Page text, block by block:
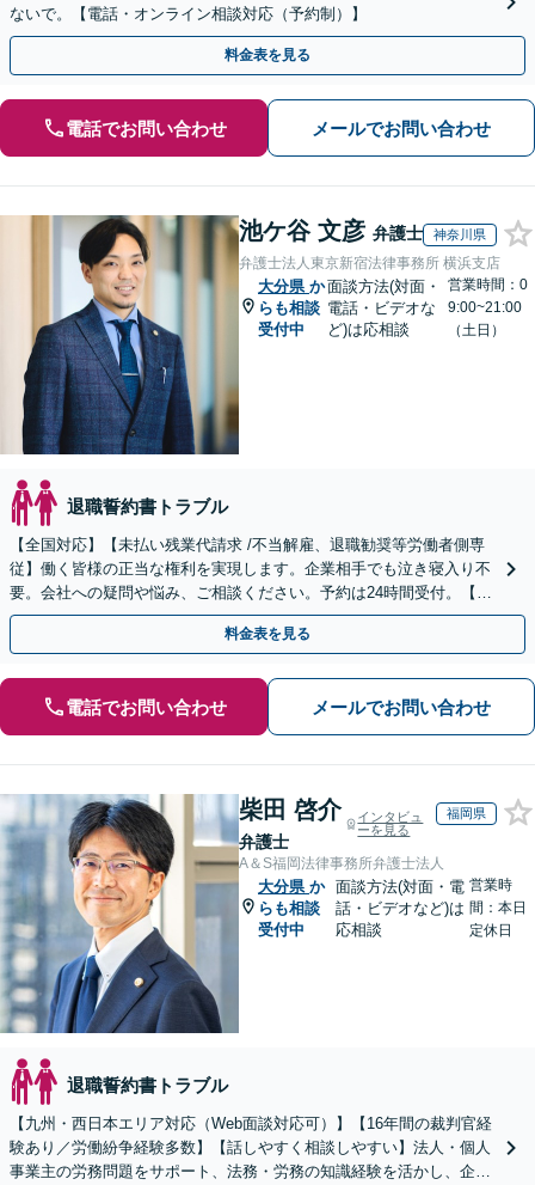
ないで。【電話・オンライン相談対応（予約制）】
料金表を見る
電話でお問い合わせ メールでお問い合わせ
池ケ谷 文彦 弁護士 神奈川県
弁護士法人東京新宿法律事務所 横浜支店
大分県 か
らも相談
受付中
面談方法(対面・
電話・ビデオな
ど)は応相談
営業時間：0
9:00~21:00
（土日）
退職誓約書トラブル
【全国対応】【未払い残業代請求 /不当解雇、退職勧奨等労働者側専
従】働く皆様の正当な権利を実現します。企業相手でも泣き寝入り不
要。会社への疑問や悩み、ご相談ください。予約は24時間受付。【初
回面談無料】【夜間・休日対応可】
料金表を見る
電話でお問い合わせ メールでお問い合わせ
柴田 啓介
弁護士
インタビュ
ーを見る
福岡県
A＆S福岡法律事務所弁護士法人
大分県 か
らも相談
受付中
面談方法(対面・電
話・ビデオなど)は
応相談
営業時
間：本日
定休日
退職誓約書トラブル
【九州・西日本エリア対応（Web面談対応可）】【16年間の裁判官経
験あり／労働紛争経験多数】【話しやすく相談しやすい】法人・個人
事業主の労務問題をサポート、法務・労務の知識経験を活かし、企業